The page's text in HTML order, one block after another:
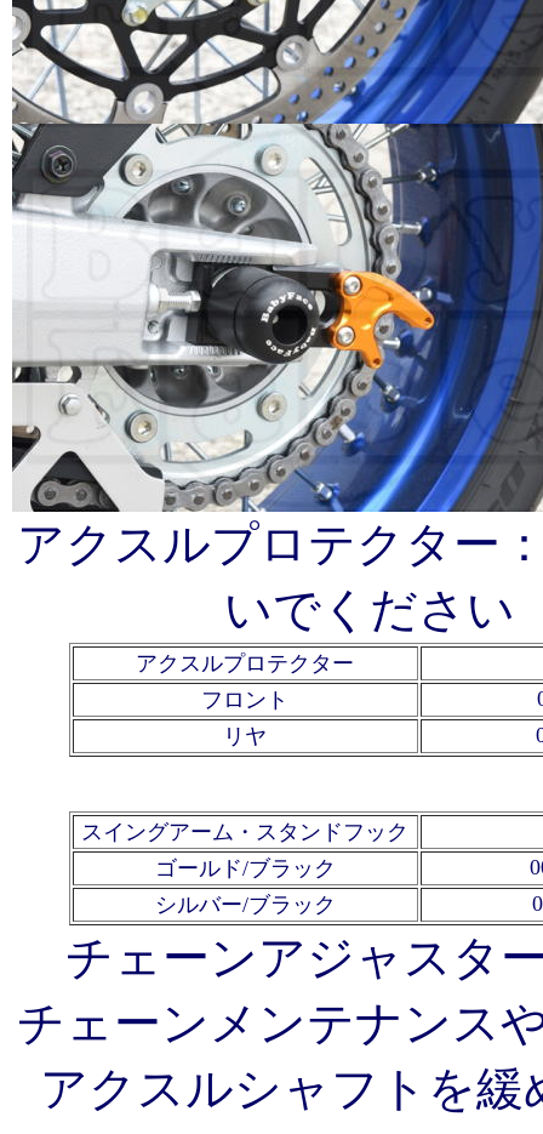
アクスルプロテクター
いでください
アクスルプロテクター
フロント
リヤ
スイングアーム・スタンドフック
ゴールド/ブラック
シルバー/ブラック
チェーンアジャスタ
チェーンメンテナンス
アクスルシャフトを